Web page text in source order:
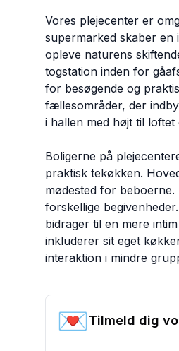
Vores plejecenter er
supermarked skaber
opleve naturens
togstation inden for
for besøgende og
fællesområder, der
i hallen med højt til loftet
Boligerne på
praktisk tekøkken.
mødested for
forskellige
bidrager til en mere
inkluderer sit eget
interaktion i mindre
💌Tilmeld dig